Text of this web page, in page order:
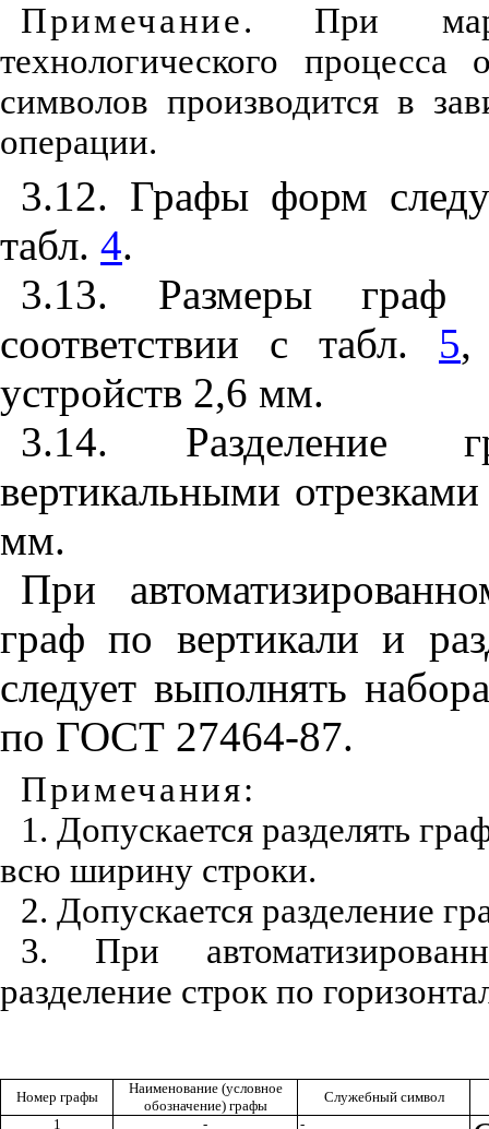
Примечание. При
технологического процесса
символов производится в
операции.
3.12. Графы форм
табл. 4.
3.13. Размеры граф
соответствии с табл. 5,
устройств 2,6 мм.
3.14. Разделение
вертикальными
мм.
При
граф по вертикали и
следует выполнять
по ГОСТ 27464-87.
Примечания:
1. Допускается разделять
всю ширину строки.
2. Допускается разделение
3. При
разделение строк по
Номер графы
Наименование (условное
обозначение) графы
Служебный символ
1
- -